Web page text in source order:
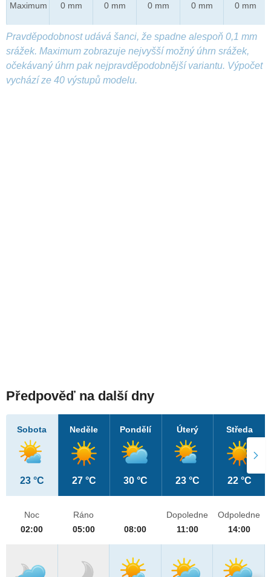
Maximum 0 mm 0 mm 0 mm 0 mm 0 mm
Pravděpodobnost udává šanci, že spadne alespoň 0,1 mm
srážek. Maximum zobrazuje nejvyšší možný úhrn srážek,
očekávaný úhrn pak nejpravděpodobnější variantu. Výpočet
vychází ze 40 výstupů modelu.
Předpověď na další dny
Sobota
23 °C
Neděle
27 °C
Pondělí
30 °C
Úterý
23 °C
Středa
22 °C
Noc
02:00
Ráno
05:00
08:00
Dopoledne
11:00
Odpoledne
14:00